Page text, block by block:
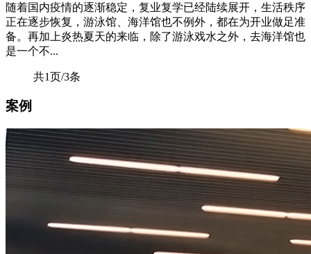
随着国内疫情的逐渐稳定，复业复学已经陆续展开，生活秩序
正在逐步恢复，游泳馆、海洋馆也不例外，都在为开业做足准
备。再加上炎热夏天的来临，除了游泳戏水之外，去海洋馆也
是一个不...
共1页/3条
案例